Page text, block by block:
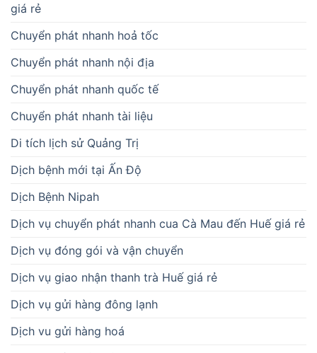
giá rẻ
Chuyển phát nhanh hoả tốc
Chuyển phát nhanh nội địa
Chuyển phát nhanh quốc tế
Chuyển phát nhanh tài liệu
Di tích lịch sử Quảng Trị
Dịch bệnh mới tại Ấn Độ
Dịch Bệnh Nipah
Dịch vụ chuyển phát nhanh cua Cà Mau đến Huế giá rẻ
Dịch vụ đóng gói và vận chuyển
Dịch vụ giao nhận thanh trà Huế giá rẻ
Dịch vụ gửi hàng đông lạnh
Dịch vu gửi hàng hoá